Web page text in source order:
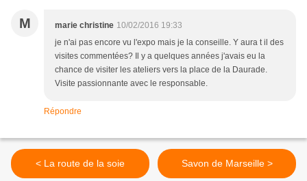
M marie christine 10/02/2016 19:33
je n'ai pas encore vu l'expo mais je la conseille. Y aura t il des
visites commentées? Il y a quelques années j'avais eu la
chance de visiter les ateliers vers la place de la Daurade.
Visite passionnante avec le responsable.
Répondre
< La route de la soie Savon de Marseille >